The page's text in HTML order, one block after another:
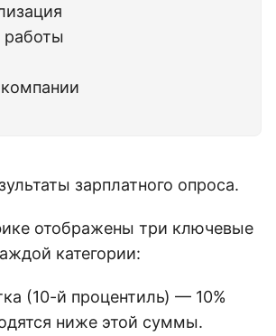
зарплатного опроса.
отображены три ключевые
категории:
(10-й процентиль) — 10%
ниже этой суммы.